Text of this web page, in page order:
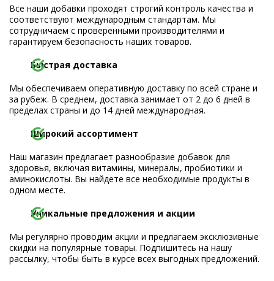
Все наши добавки проходят строгий контроль качества и
соответствуют международным стандартам. Мы
сотрудничаем с проверенными производителями и
гарантируем безопасность наших товаров.
Быстрая доставка
Мы обеспечиваем оперативную доставку по всей стране и
за рубеж. В среднем, доставка занимает от 2 до 6 дней в
пределах страны и до 14 дней международная.
Широкий ассортимент
Наш магазин предлагает разнообразие добавок для
здоровья, включая витамины, минералы, пробиотики и
аминокислоты. Вы найдете все необходимые продукты в
одном месте.
Уникальные предложения и акции
Мы регулярно проводим акции и предлагаем эксклюзивные
скидки на популярные товары. Подпишитесь на нашу
рассылку, чтобы быть в курсе всех выгодных предложений.